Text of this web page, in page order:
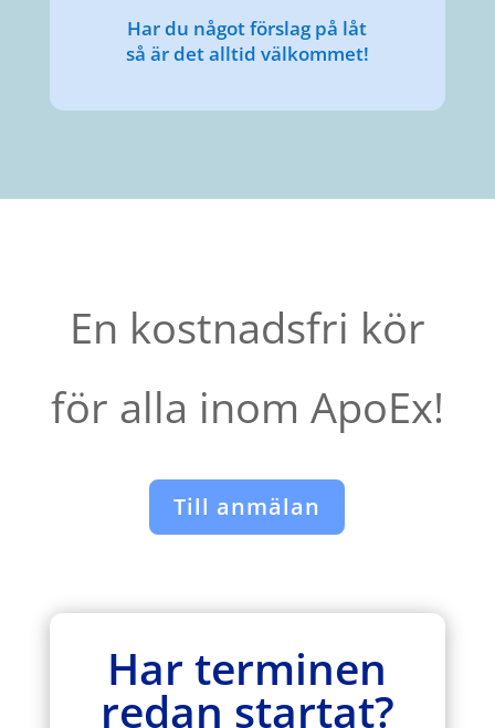
Har du något förslag på låt
så är det alltid välkommet!
En kostnadsfri kör
för alla inom ApoEx!
Till anmälan
Har terminen
redan startat?